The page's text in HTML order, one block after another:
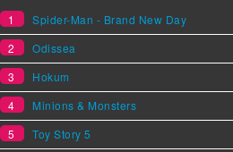
1
Spider-Man - Brand New Day
2
Odissea
3
Hokum
4
Minions & Monsters
5
Toy Story 5